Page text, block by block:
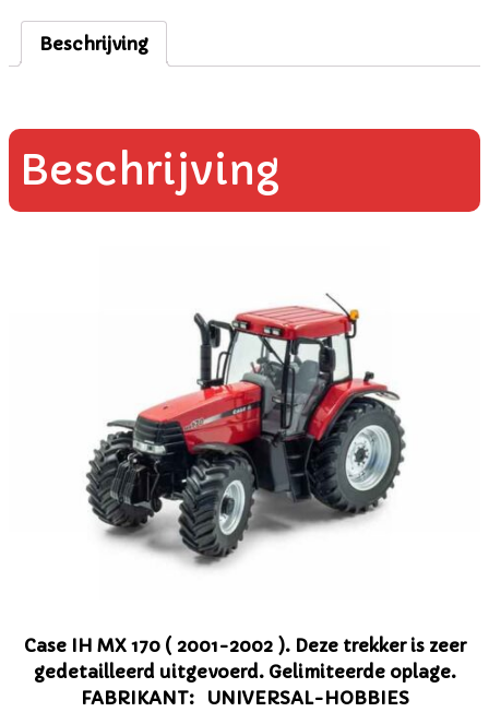
Beschrijving
Beschrijving
Case IH MX 170 ( 2001-2002 ). Deze trekker is zeer
gedetailleerd uitgevoerd. Gelimiteerde oplage.
FABRIKANT: UNIVERSAL-HOBBIES